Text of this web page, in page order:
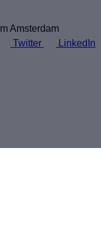
Amsterdam
Twitter LinkedIn